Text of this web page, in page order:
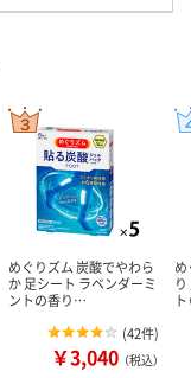
めぐりズム 炭酸でやわら
か 足シート ラベンダーミ
ントの香り…
(42件)
￥3,040 （税込）